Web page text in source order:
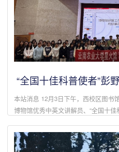
“全国十佳科普使者”彭
本站消息 12月3日下午，西校区图书
博物馆优秀中英文讲解员、“全国十
现、专业能力培...